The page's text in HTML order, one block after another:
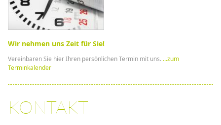
Wir nehmen uns Zeit für Sie!
Vereinbaren Sie hier Ihren persönlichen Termin mit uns. ...zum
Terminkalender
KONTAKT